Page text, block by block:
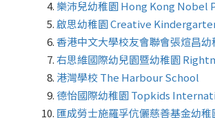
樂沛兒幼稚園 Hong Kong Nobel
啟思幼稚園 Creative
香港中文大學校友會聯會張煊昌
右思維國際幼兒園暨幼稚園
港灣學校 The Harbour School
德怡國際幼稚園 Topkids
匯成勞士施羅孚伉儷慈善基金幼